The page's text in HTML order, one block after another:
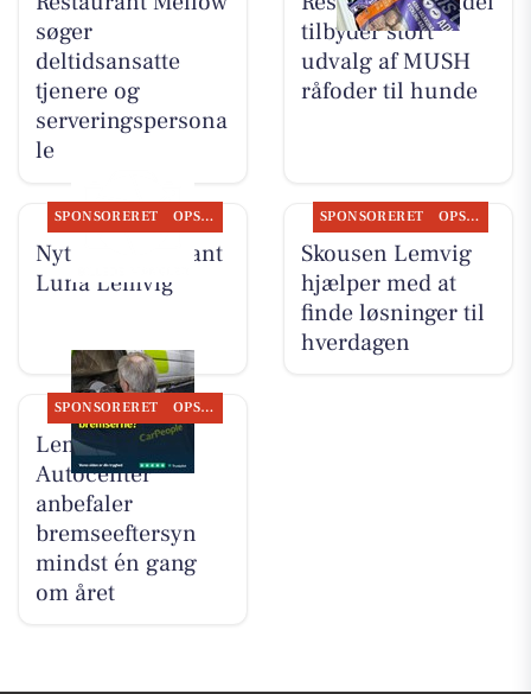
søger
deltidsansatte
tjenere og
serveringspersona
le
tilbyder stort
udvalg af MUSH
råfoder til hunde
SPONSORERET OPSLAGSTAVLEN
Nyt fra Restaurant
Luna Lemvig
SPONSORERET OPSLAGSTAVLEN
Skousen Lemvig
hjælper med at
finde løsninger til
hverdagen
SPONSORERET OPSLAGSTAVLEN
Lemvig
Autocenter
anbefaler
bremseeftersyn
mindst én gang
om året